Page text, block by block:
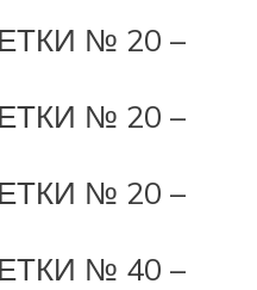
№ 20 –
№ 20 –
№ 20 –
№ 40 –